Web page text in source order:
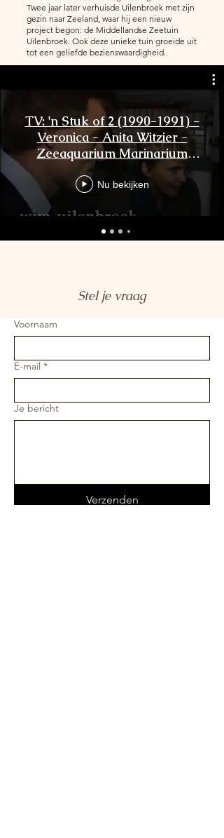
Twee jaar later verhuisde Uilenbroek met zijn
gezin naar Zeeland, waar hij een nieuw
project begon: de Middellandse Zeetuin
Uilenbroek. Ook deze unieke tuin groeide uit
tot een geliefde bezienswaardigheid.
TV: 'n Stuk of 2 (1990-1991) -
Veronica - Anita Witzier -
Zeeaquarium Marinarium
Uilenbroek
Nu bekijken
Stel je vraag
Voornaam
E-mail *
Je bericht
Verzenden